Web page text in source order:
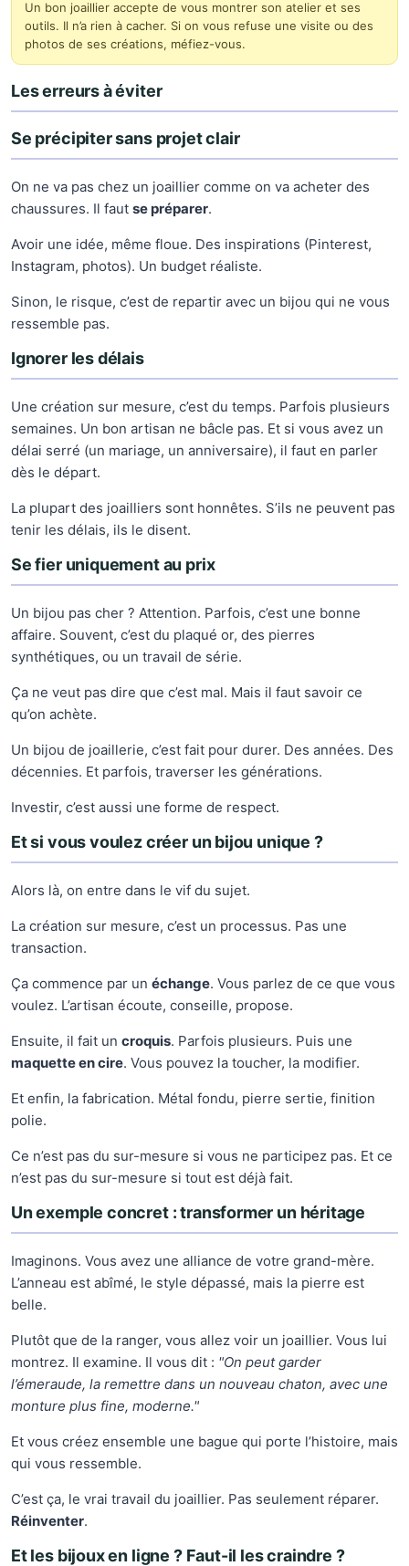
Un bon joaillier accepte de vous montrer son atelier et ses
outils. Il n’a rien à cacher. Si on vous refuse une visite ou des
photos de ses créations, méfiez-vous.
Les erreurs à éviter
Se précipiter sans projet clair
On ne va pas chez un joaillier comme on va acheter des
chaussures. Il faut se préparer.
Avoir une idée, même floue. Des inspirations (Pinterest,
Instagram, photos). Un budget réaliste.
Sinon, le risque, c’est de repartir avec un bijou qui ne vous
ressemble pas.
Ignorer les délais
Une création sur mesure, c’est du temps. Parfois plusieurs
semaines. Un bon artisan ne bâcle pas. Et si vous avez un
délai serré (un mariage, un anniversaire), il faut en parler
dès le départ.
La plupart des joailliers sont honnêtes. S’ils ne peuvent pas
tenir les délais, ils le disent.
Se fier uniquement au prix
Un bijou pas cher ? Attention. Parfois, c’est une bonne
affaire. Souvent, c’est du plaqué or, des pierres
synthétiques, ou un travail de série.
Ça ne veut pas dire que c’est mal. Mais il faut savoir ce
qu’on achète.
Un bijou de joaillerie, c’est fait pour durer. Des années. Des
décennies. Et parfois, traverser les générations.
Investir, c’est aussi une forme de respect.
Et si vous voulez créer un bijou unique ?
Alors là, on entre dans le vif du sujet.
La création sur mesure, c’est un processus. Pas une
transaction.
Ça commence par un échange. Vous parlez de ce que vous
voulez. L’artisan écoute, conseille, propose.
Ensuite, il fait un croquis. Parfois plusieurs. Puis une
maquette en cire. Vous pouvez la toucher, la modifier.
Et enfin, la fabrication. Métal fondu, pierre sertie, finition
polie.
Ce n’est pas du sur-mesure si vous ne participez pas. Et ce
n’est pas du sur-mesure si tout est déjà fait.
Un exemple concret : transformer un héritage
Imaginons. Vous avez une alliance de votre grand-mère.
L’anneau est abîmé, le style dépassé, mais la pierre est
belle.
Plutôt que de la ranger, vous allez voir un joaillier. Vous lui
montrez. Il examine. Il vous dit : "On peut garder
l’émeraude, la remettre dans un nouveau chaton, avec une
monture plus fine, moderne."
Et vous créez ensemble une bague qui porte l’histoire, mais
qui vous ressemble.
C’est ça, le vrai travail du joaillier. Pas seulement réparer.
Réinventer.
Et les bijoux en ligne ? Faut-il les craindre ?